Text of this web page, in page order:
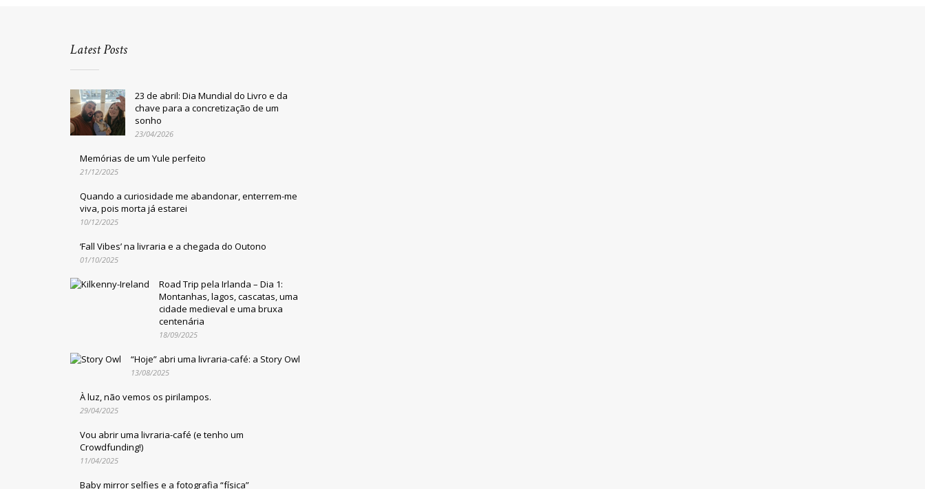
Latest Posts
23 de abril: Dia Mundial do Livro e da
chave para a concretização de um
sonho
23/04/2026
Memórias de um Yule perfeito
21/12/2025
Quando a curiosidade me abandonar, enterrem-me
viva, pois morta já estarei
10/12/2025
‘Fall Vibes’ na livraria e a chegada do Outono
01/10/2025
Road Trip pela Irlanda – Dia 1:
Montanhas, lagos, cascatas, uma
cidade medieval e uma bruxa
centenária
18/09/2025
“Hoje” abri uma livraria-café: a Story Owl
13/08/2025
À luz, não vemos os pirilampos.
29/04/2025
Vou abrir uma livraria-café (e tenho um
Crowdfunding!)
11/04/2025
Baby mirror selfies e a fotografia “física”